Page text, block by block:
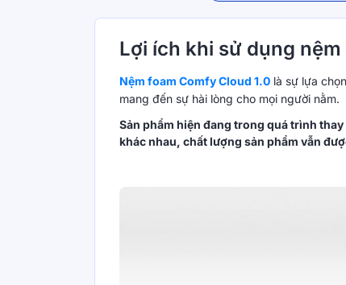
Lợi ích khi sử dụng
Nệm foam Comfy Cloud 1.0 là sự lựa
mang đến sự hài lòng cho mọi người nằm.
Sản phẩm hiện đang trong quá trình
khác nhau, chất lượng sản phẩm vẫn